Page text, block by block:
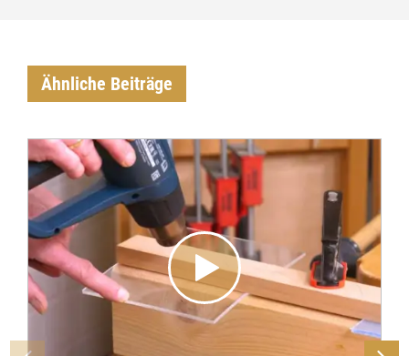
Ähnliche Beiträge